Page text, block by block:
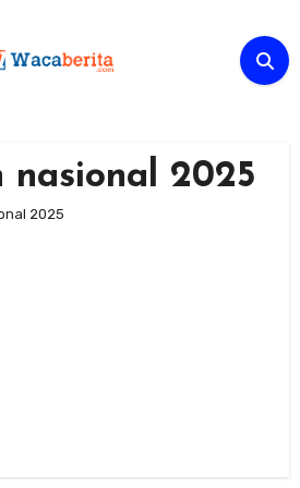
nasional 2025
2025